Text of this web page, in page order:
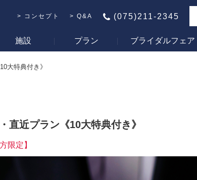
コンセプト Q&A (075)211-2345
施設 プラン ブライダルフェア
大特典付き》
直近プラン《10大特典付き》
限定】